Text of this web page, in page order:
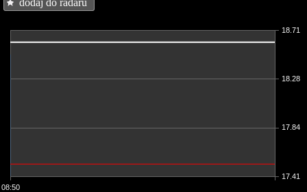
08:50
17.41
17.84
18.28
18.71